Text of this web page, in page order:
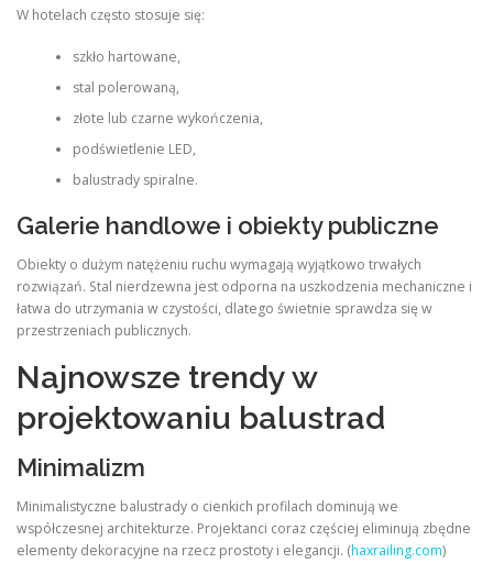
W hotelach często stosuje się:
szkło hartowane,
stal polerowaną,
złote lub czarne wykończenia,
podświetlenie LED,
balustrady spiralne.
Galerie handlowe i obiekty publiczne
Obiekty o dużym natężeniu ruchu wymagają wyjątkowo trwałych
rozwiązań. Stal nierdzewna jest odporna na uszkodzenia mechaniczne i
łatwa do utrzymania w czystości, dlatego świetnie sprawdza się w
przestrzeniach publicznych.
Najnowsze trendy w
projektowaniu balustrad
Minimalizm
Minimalistyczne balustrady o cienkich profilach dominują we
współczesnej architekturze. Projektanci coraz częściej eliminują zbędne
elementy dekoracyjne na rzecz prostoty i elegancji. (haxrailing.com)